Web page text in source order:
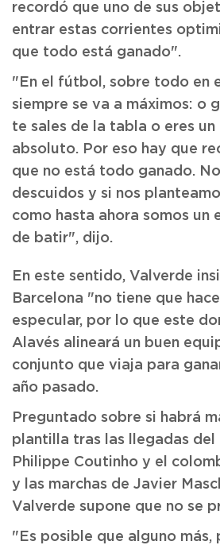
recordó que uno de sus
entrar estas corrientes
que todo está ganado".
"En el fútbol, sobre todo en
siempre se va a máximos: o
te sales de la tabla o eres un
absoluto. Por eso hay que
que no está todo ganado.
descuidos y si nos
como hasta ahora somos un
de batir", dijo.
En este sentido, Valverde
Barcelona "no tiene que
especular, por lo que este
Alavés alineará un buen
conjunto que viaja para
año pasado.
Preguntado sobre si habrá
plantilla tras las llegadas del
Philippe Coutinho y el
y las marchas de Javier
Valverde supone que no se
"Es posible que alguno más,